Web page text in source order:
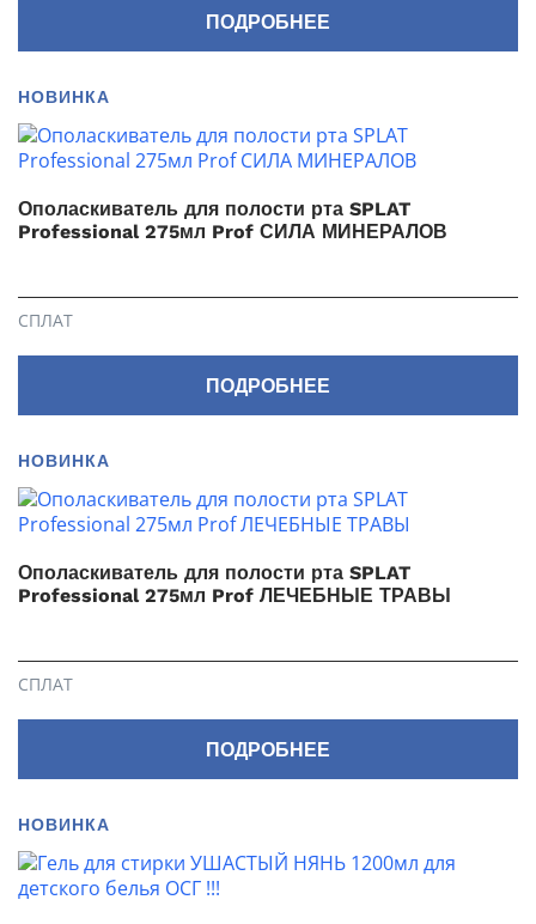
ПОДРОБНЕЕ
НОВИНКА
Ополаскиватель для полости рта SPLAT
Professional 275мл Prof СИЛА МИНЕРАЛОВ
СПЛАТ
ПОДРОБНЕЕ
НОВИНКА
Ополаскиватель для полости рта SPLAT
Professional 275мл Prof ЛЕЧЕБНЫЕ ТРАВЫ
СПЛАТ
ПОДРОБНЕЕ
НОВИНКА